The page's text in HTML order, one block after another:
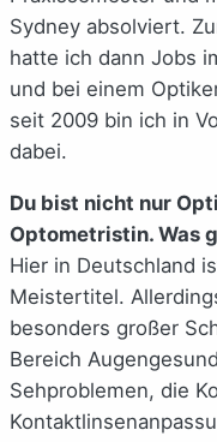
Sydney absolviert.
hatte ich dann Jobs
und bei einem
seit 2009 bin ich in
dabei.
Du bist nicht nur
Optometristin. Was
Hier in Deutschland
Meistertitel.
besonders großer
Bereich
Sehproblemen, die